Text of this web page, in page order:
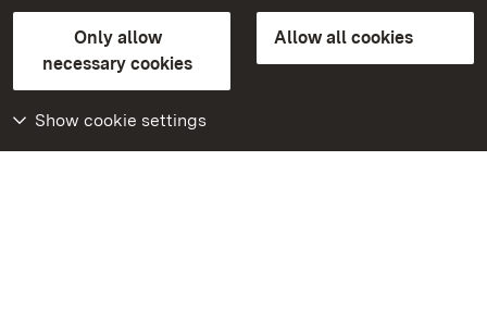
Only allow
necessary cookies
Allow all cookies
Show cookie settings
State Palaces and Gardens of Baden-Wuerttemberg
Contact usFAQMasthead
Declaration on barrier-free access
BITV-konform (geprüfte Seiten)